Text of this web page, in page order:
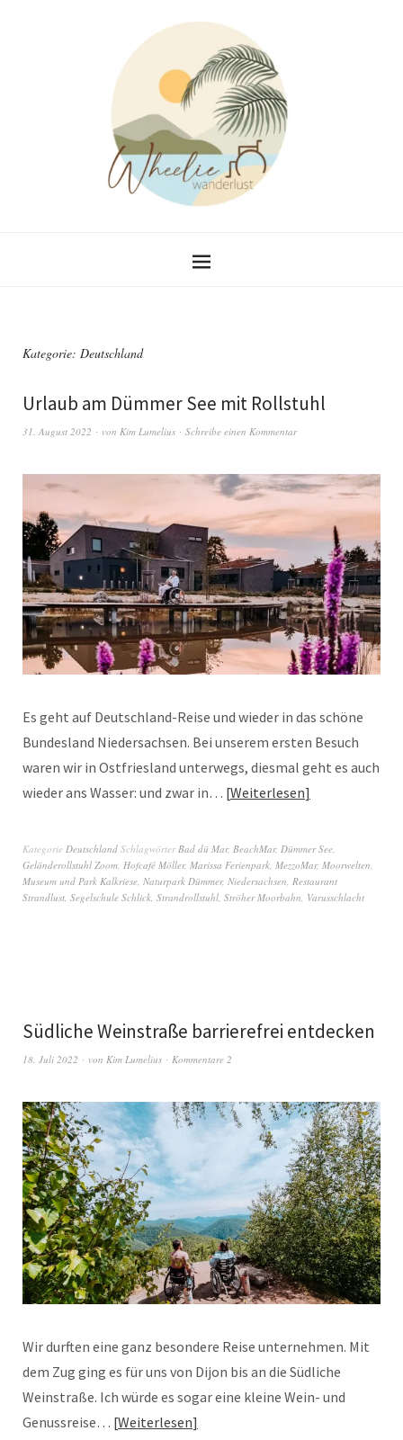
Kategorie: Deutschland
Urlaub am Dümmer See mit Rollstuhl
31. August 2022 von Kim Lumelius Schreibe einen Kommentar
Es geht auf Deutschland-Reise und wieder in das schöne
Bundesland Niedersachsen. Bei unserem ersten Besuch
waren wir in Ostfriesland unterwegs, diesmal geht es auch
wieder ans Wasser: und zwar in… Weiterlesen
Kategorie Deutschland SchlagwörterBad dü Mar, BeachMar, Dümmer See,
Geländerollstuhl Zoom, Hofcafé Möller, Marissa Ferienpark, MezzoMar, Moorwelten,
Museum und Park Kalkriese, Naturpark Dümmer, Niedersachsen, Restaurant
Strandlust, Segelschule Schlick, Strandrollstuhl, Ströher Moorbahn, Varusschlacht
Südliche Weinstraße barrierefrei entdecken
18. Juli 2022 von Kim Lumelius Kommentare 2
Wir durften eine ganz besondere Reise unternehmen. Mit
dem Zug ging es für uns von Dijon bis an die Südliche
Weinstraße. Ich würde es sogar eine kleine Wein- und
Genussreise… Weiterlesen